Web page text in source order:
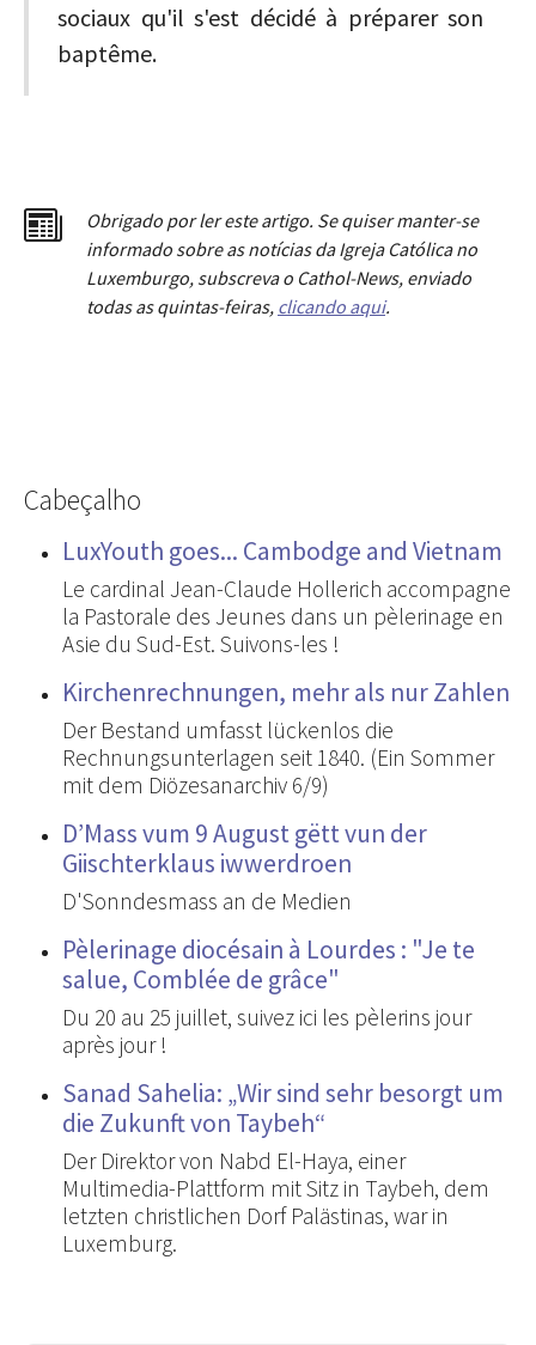
sociaux qu'il s'est décidé à préparer son
baptême.
Obrigado por ler este artigo. Se quiser manter-se
informado sobre as notícias da Igreja Católica no
Luxemburgo, subscreva o Cathol-News, enviado
todas as quintas-feiras, clicando aqui.
Cabeçalho
LuxYouth goes... Cambodge and Vietnam
Le cardinal Jean-Claude Hollerich accompagne
la Pastorale des Jeunes dans un pèlerinage en
Asie du Sud-Est. Suivons-les !
Kirchenrechnungen, mehr als nur Zahlen
Der Bestand umfasst lückenlos die
Rechnungsunterlagen seit 1840. (Ein Sommer
mit dem Diözesanarchiv 6/9)
D’Mass vum 9 August gëtt vun der
Giischterklaus iwwerdroen
D'Sonndesmass an de Medien
Pèlerinage diocésain à Lourdes : "Je te
salue, Comblée de grâce"
Du 20 au 25 juillet, suivez ici les pèlerins jour
après jour !
Sanad Sahelia: „Wir sind sehr besorgt um
die Zukunft von Taybeh“
Der Direktor von Nabd El-Haya, einer
Multimedia-Plattform mit Sitz in Taybeh, dem
letzten christlichen Dorf Palästinas, war in
Luxemburg.